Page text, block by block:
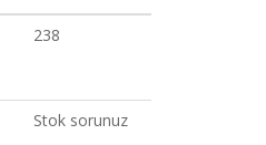
238
Stok sorunuz